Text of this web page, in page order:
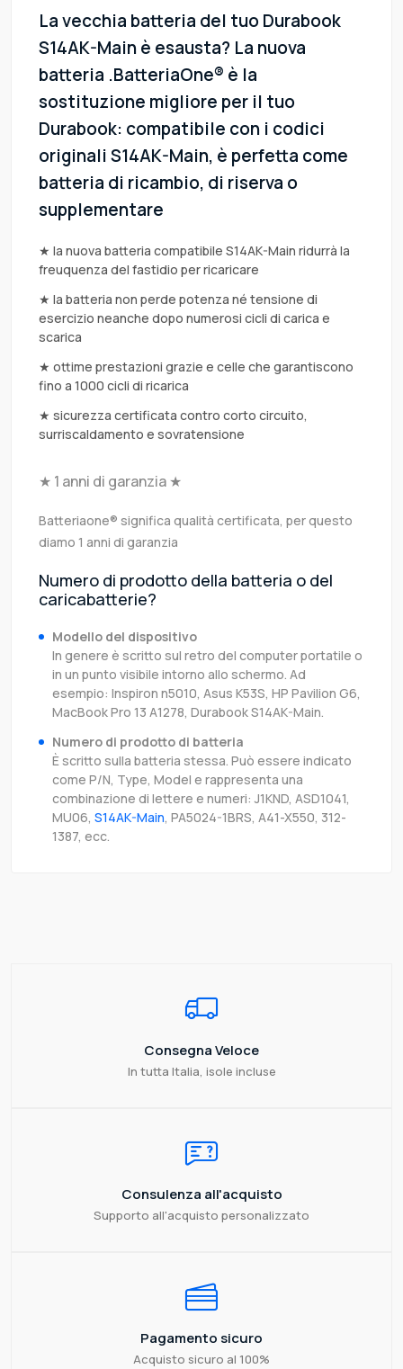
La vecchia batteria del tuo Durabook
S14AK-Main è esausta? La nuova
batteria .BatteriaOne® è la
sostituzione migliore per il tuo
Durabook: compatibile con i codici
originali S14AK-Main, è perfetta come
batteria di ricambio, di riserva o
supplementare
★ la nuova batteria compatibile S14AK-Main ridurrà la
freuquenza del fastidio per ricaricare
★ la batteria non perde potenza né tensione di
esercizio neanche dopo numerosi cicli di carica e
scarica
★ ottime prestazioni grazie e celle che garantiscono
fino a 1000 cicli di ricarica
★ sicurezza certificata contro corto circuito,
surriscaldamento e sovratensione
★ 1 anni di garanzia ★
Batteriaone® significa qualità certificata, per questo
diamo 1 anni di garanzia
Numero di prodotto della batteria o del
caricabatterie?
Modello del dispositivo
In genere è scritto sul retro del computer portatile o
in un punto visibile intorno allo schermo. Ad
esempio: Inspiron n5010, Asus K53S, HP Pavilion G6,
MacBook Pro 13 A1278, Durabook S14AK-Main.
Numero di prodotto di batteria
È scritto sulla batteria stessa. Può essere indicato
come P/N, Type, Model e rappresenta una
combinazione di lettere e numeri: J1KND, ASD1041,
MU06, S14AK-Main, PA5024-1BRS, A41-X550, 312-
1387, ecc.
Consegna Veloce
In tutta Italia, isole incluse
Consulenza all'acquisto
Supporto all'acquisto personalizzato
Pagamento sicuro
Acquisto sicuro al 100%